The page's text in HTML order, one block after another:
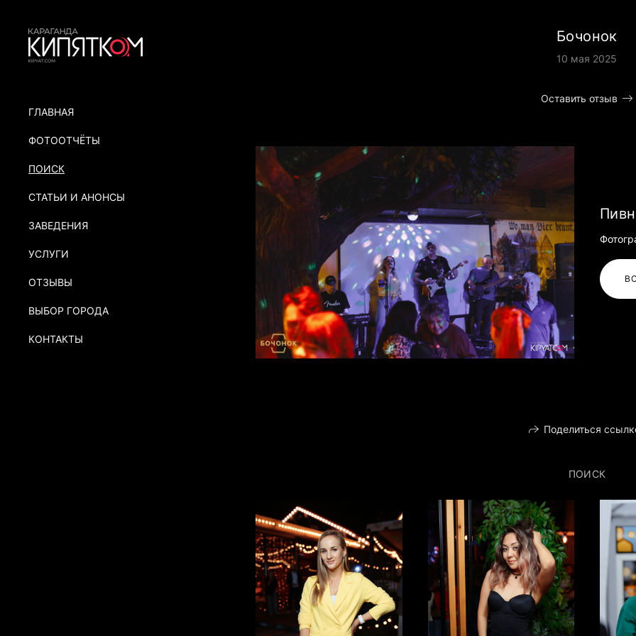
ГЛАВНАЯ
ФОТООТЧЁТЫ
ПОИСК
СТАТЬИ И АНОНСЫ
ЗАВЕДЕНИЯ
УСЛУГИ
ОТЗЫВЫ
ВЫБОР ГОРОДА
КОНТАКТЫ
Бочонок
10 мая 2025
Оставить отзыв
Поделиться
ПОИСК